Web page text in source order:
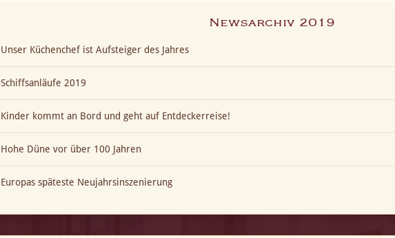
Newsarchiv 2019
Unser Küchenchef ist Aufsteiger des Jahres
Schiffsanläufe 2019
Kinder kommt an Bord und geht auf Entdeckerreise!
Hohe Düne vor über 100 Jahren
Europas späteste Neujahrsinszenierung